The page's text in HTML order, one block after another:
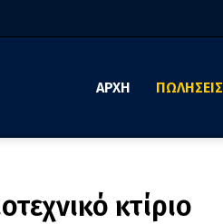
ΑΡΧΗ ΠΩΛΗΣΕΙΣ
κτίριο